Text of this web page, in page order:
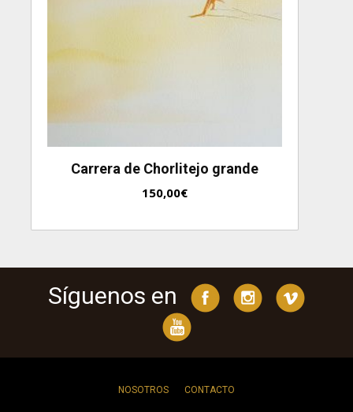
Carrera de Chorlitejo grande
150,00€
Síguenos en
NOSOTROS CONTACTO